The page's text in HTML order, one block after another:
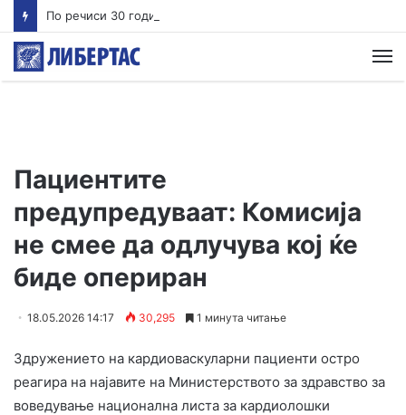
Пациентите
предупредуваат: Комисија
не смее да одлучува кој ќе
биде опериран
18.05.2026 14:17 30,295 1 минута читање
Здружението на кардиоваскуларни пациенти остро
реагира на најавите на Министерството за здравство за
воведување национална листа за кардиолошки